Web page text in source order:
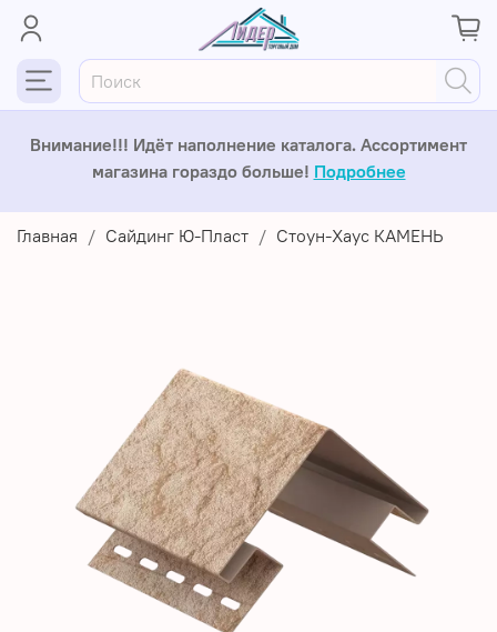
Внимание!!! Идёт наполнение каталога. Ассортимент
магазина гораздо больше! Подробнее
Главная Сайдинг Ю-Пласт Стоун-Хаус КАМЕНЬ